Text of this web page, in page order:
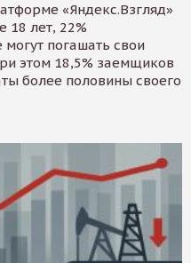
«Яндекс.Взгляд»
18 лет, 22%
могут погашать свои
этом 18,5% заемщиков
более половины своего